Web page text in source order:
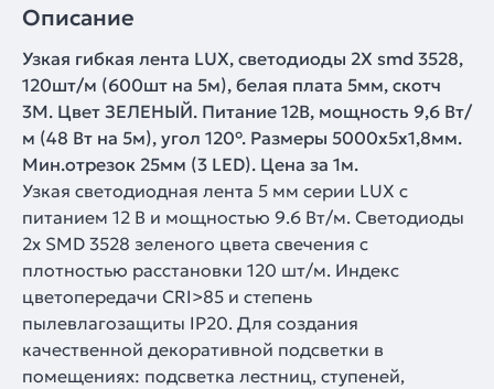
Описание
Узкая гибкая лента LUX, светодиоды 2Х smd 3528,
120шт/м (600шт на 5м), белая плата 5мм, скотч
3М. Цвет ЗЕЛЕНЫЙ. Питание 12В, мощность 9,6 Вт/
м (48 Вт на 5м), угол 120°. Размеры 5000x5x1,8мм.
Мин.отрезок 25мм (3 LED). Цена за 1м.
Узкая светодиодная лента 5 мм серии LUX с
питанием 12 В и мощностью 9.6 Вт/м. Светодиоды
2x SMD 3528 зеленого цвета свечения с
плотностью расстановки 120 шт/м. Индекс
цветопередачи CRI>85 и степень
пылевлагозащиты IP20. Для создания
качественной декоративной подсветки в
помещениях: подсветка лестниц, ступеней,